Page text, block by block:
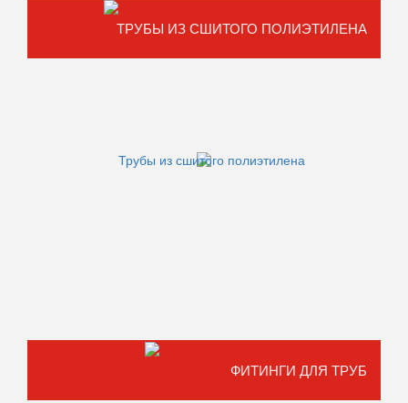
ТРУБЫ ИЗ СШИТОГО ПОЛИЭТИЛЕНА
ФИТИНГИ ДЛЯ ТРУБ